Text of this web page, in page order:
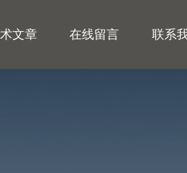
文章 在线留言 联系